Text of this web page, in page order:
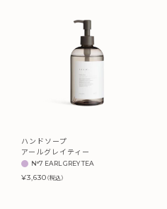
ハンドソープ
アールグレイティー
N°7 EARL GREY TEA
¥3,630（税込）